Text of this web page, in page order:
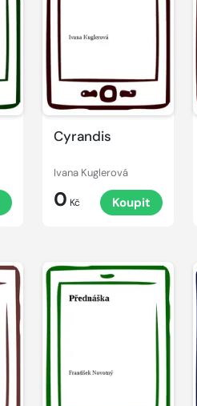
Cyrandis
Ivana Kuglerová
0 Kč Koupit